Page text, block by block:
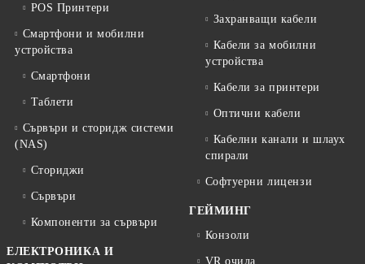
POS Принтери
Смартфони и мобилни
устройства
Смартфони
Таблети
Сървъри и сторидж системи
(NAS)
Сториджи
Сървъри
Компоненти за сървъри
ЕЛЕКТРОНИКА И
Захранващи кабели
Кабели за мобилни
устройства
Кабели за принтери
Оптични кабели
Кабелни канали и шлаух
спирали
Софтуерни лицензи
ГЕЙМИНГ
Конзоли
VR очила